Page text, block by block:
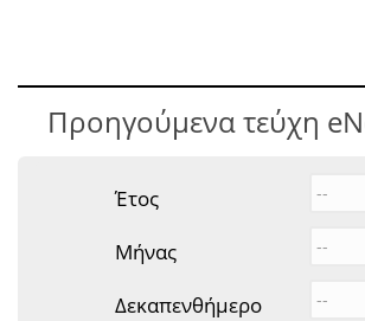
Προηγούμενα τεύχη
Έτος
Μήνας
Δεκαπενθήμερο